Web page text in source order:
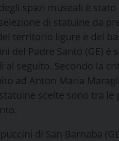
spazi museali è
di statuine da
territorio ligure e del
del Padre Santo (GE)
al seguito. Secondo la
ad Anton Maria
scelte sono tra
di San Barnaba